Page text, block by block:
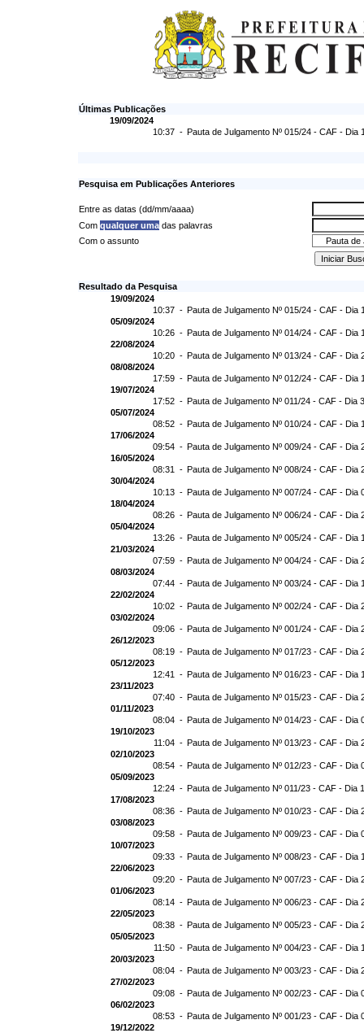
Últimas Publicações
19/09/2024
10:37 - Pauta de Julgamento Nº 015/24 - CAF - Dia
Pesquisa em Publicações Anteriores
Entre as datas (dd/mm/aaaa)
Com qualquer umadas palavras
Com o assunto
Resultado da Pesquisa
19/09/2024
10:37 - Pauta de Julgamento Nº 015/24 - CAF - Dia
05/09/2024
10:26 - Pauta de Julgamento Nº 014/24 - CAF - Dia
22/08/2024
10:20 - Pauta de Julgamento Nº 013/24 - CAF - Dia
08/08/2024
17:59 - Pauta de Julgamento Nº 012/24 - CAF - Dia
19/07/2024
17:52 - Pauta de Julgamento Nº 011/24 - CAF - Dia
05/07/2024
08:52 - Pauta de Julgamento Nº 010/24 - CAF - Dia
17/06/2024
09:54 - Pauta de Julgamento Nº 009/24 - CAF - Dia
16/05/2024
08:31 - Pauta de Julgamento Nº 008/24 - CAF - Dia
30/04/2024
10:13 - Pauta de Julgamento Nº 007/24 - CAF - Dia
18/04/2024
08:26 - Pauta de Julgamento Nº 006/24 - CAF - Dia
05/04/2024
13:26 - Pauta de Julgamento Nº 005/24 - CAF - Dia
21/03/2024
07:59 - Pauta de Julgamento Nº 004/24 - CAF - Dia
08/03/2024
07:44 - Pauta de Julgamento Nº 003/24 - CAF - Dia
22/02/2024
10:02 - Pauta de Julgamento Nº 002/24 - CAF - Dia
03/02/2024
09:06 - Pauta de Julgamento Nº 001/24 - CAF - Dia
26/12/2023
08:19 - Pauta de Julgamento Nº 017/23 - CAF - Dia
05/12/2023
12:41 - Pauta de Julgamento Nº 016/23 - CAF - Dia
23/11/2023
07:40 - Pauta de Julgamento Nº 015/23 - CAF - Dia
01/11/2023
08:04 - Pauta de Julgamento Nº 014/23 - CAF - Dia
19/10/2023
11:04 - Pauta de Julgamento Nº 013/23 - CAF - Dia
02/10/2023
08:54 - Pauta de Julgamento Nº 012/23 - CAF - Dia
05/09/2023
12:24 - Pauta de Julgamento Nº 011/23 - CAF - Dia
17/08/2023
08:36 - Pauta de Julgamento Nº 010/23 - CAF - Dia
03/08/2023
09:58 - Pauta de Julgamento Nº 009/23 - CAF - Dia
10/07/2023
09:33 - Pauta de Julgamento Nº 008/23 - CAF - Dia
22/06/2023
09:20 - Pauta de Julgamento Nº 007/23 - CAF - Dia
01/06/2023
08:14 - Pauta de Julgamento Nº 006/23 - CAF - Dia
22/05/2023
08:38 - Pauta de Julgamento Nº 005/23 - CAF - Dia
05/05/2023
11:50 - Pauta de Julgamento Nº 004/23 - CAF - Dia
20/03/2023
08:04 - Pauta de Julgamento Nº 003/23 - CAF - Dia
27/02/2023
09:08 - Pauta de Julgamento Nº 002/23 - CAF - Dia
06/02/2023
08:53 - Pauta de Julgamento Nº 001/23 - CAF - Dia
19/12/2022